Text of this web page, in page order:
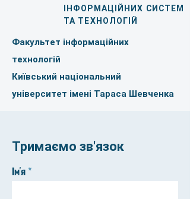
ІНФОРМАЦІЙНИХ СИСТЕМ
ТА ТЕХНОЛОГІЙ
Факультет інформаційних
технологій
Київський національний
університет імені Тараса Шевченка
Тримаємо зв'язок
Ім'я